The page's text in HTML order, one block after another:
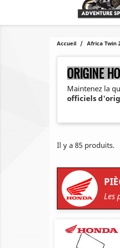
Accueil Africa Twin
ORIGINE
Maintenez la
officiels
Il y a 85 produits.
Les